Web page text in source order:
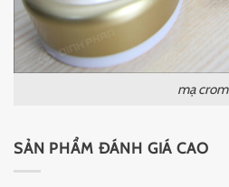
mạ crom
SẢN PHẨM ĐÁNH GIÁ CAO